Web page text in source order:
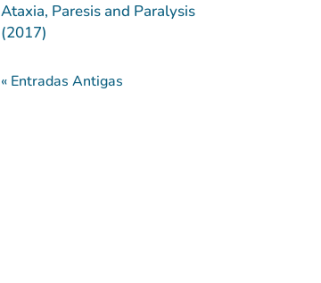
Ataxia, Paresis and Paralysis
(2017)
« Entradas Antigas